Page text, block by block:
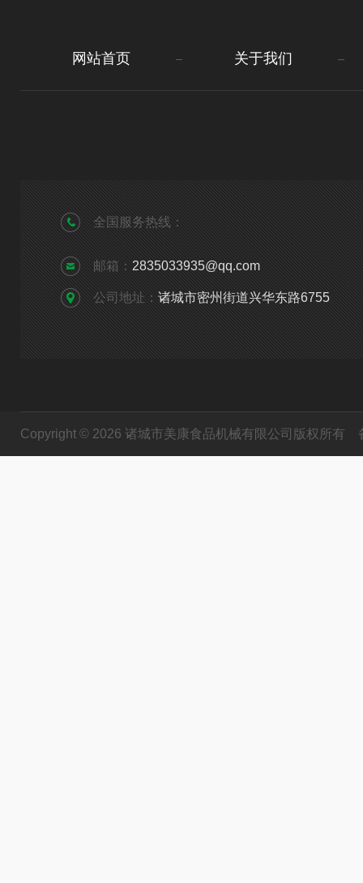
网站首页 关于我们
全国服务热线：
邮箱： 2835033935@qq.com
公司地址： 诸城市密州街道兴华东路6755
Copyright © 2026 诸城市美康食品机械有限公司版权所有